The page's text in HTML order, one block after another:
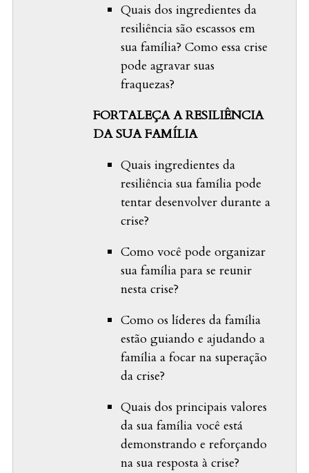
Quais dos ingredientes da
resiliência são escassos em
sua família? Como essa crise
pode agravar suas
fraquezas?
FORTALEÇA A RESILIÊNCIA
DA SUA FAMÍLIA
Quais ingredientes da
resiliência sua família pode
tentar desenvolver durante a
crise?
Como você pode organizar
sua família para se reunir
nesta crise?
Como os líderes da família
estão guiando e ajudando a
família a focar na superação
da crise?
Quais dos principais valores
da sua família você está
demonstrando e reforçando
na sua resposta à crise?